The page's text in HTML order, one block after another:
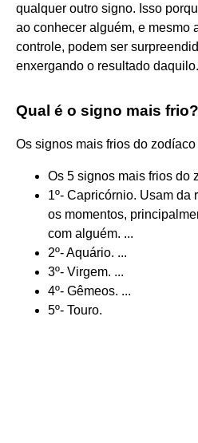
qualquer outro signo. Isso
ao conhecer alguém, e mesmo
controle, podem ser
enxergando o resultado daquilo.
Qual é o signo mais frio?
Os signos mais frios do zodíaco
Os 5 signos mais frios do
1º- Capricórnio. Usam da
os momentos,
com alguém. ...
2º- Aquário. ...
3º- Virgem. ...
4º- Gêmeos. ...
5º- Touro.